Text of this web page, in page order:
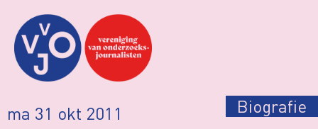
ma 31 okt 2011 Biografie